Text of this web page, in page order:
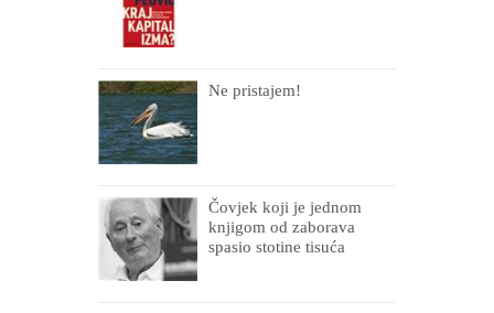
Ne pristajem!
Čovjek koji je jednom
knjigom od zaborava
spasio stotine tisuća